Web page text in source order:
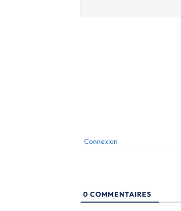
Connexion
0 COMMENTAIRES